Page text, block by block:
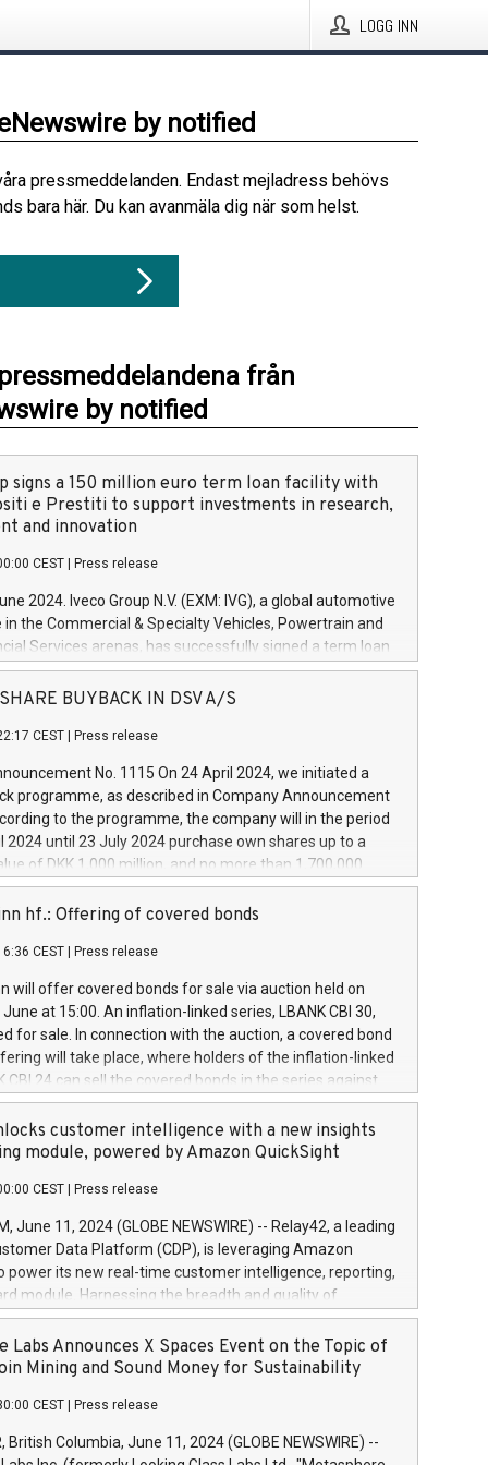
LOGG INN
by notified
pressmeddelanden. Endast mejladress behövs
bara här. Du kan avanmäla dig när som helst.
från
by notified
signs a 150 million euro term loan facility with
e Prestiti to support investments in research,
and innovation
CEST Press release
2024. Iveco Group N.V. (EXM: IVG), a global automotive
in the Commercial & Specialty Vehicles, Powertrain and
Services arenas, has successfully signed a term loan
million euros with Cassa Depositi e Prestiti (CDP), for the
projects in Italy dedicated to research, development
develop innovative technologies and architectures in
digitalisation and vehicle connectivity aimed at
safety, driving comfort and productivity. The
which will have a 5-year amortising profile, will
Group in Italy by the end of 2025. Iveco Group N.V.
the home of unique people and brands that power your
a
SHARE BUYBACK IN DSV A/S
CEST Press release
No. 1115 On 24 April 2024, we initiated a
programme, as described in Company Announcement
to the programme, the company will in the period
2024 until 23 July 2024 purchase own shares up to a
of DKK 1,000 million, and no more than 1,700,000
to 0.79% of the share capital at
of the programme. The programme has been
and Council of 16 April 2014 (“MAR”) (save for
buyback programmes set out in MAR article 5) and
Delegated Regulation (EU) 2016/1052, also referred
Harbour rules. Trading dayNumber of shares bought
transaction priceAmount DKKAccumulated trading for
June
June
June
hf.: Offering of covered bonds
CEST Press release
will offer covered bonds for sale via auction held on
at 15:00. An inflation-linked series, LBANK CBI 30,
for sale. In connection with the auction, a covered bond
will take place, where holders of the inflation-linked
CBI 24 can sell the covered bonds in the series against
bought in the above-mentioned auction. The clean
is predefined at 99,594. Expected settlement date is
Covered bonds issued by Landsbankinn are rated A+
the auction. For further information, please call
or email verdbrefamidlun@landsbankinn.is.
customer intelligence with a new insights
module, powered by Amazon QuickSight
CEST Press release
June 11, 2024 (GLOBE NEWSWIRE) -- Relay42, a leading
Data Platform (CDP), is leveraging Amazon
power its new real-time customer intelligence, reporting,
module. Harnessing the breadth and quality of
the new Insights module empowers marketing teams
customer behaviors and gain invaluable insights into
of their marketing programs across all online, offline,
beta version Key capabilities of the Relay42 Insights
Deep insights into customer behaviors: With the
module, marketers can ask unlimited questions about
Labs Announces X Spaces Event on the Topic of
Mining and Sound Money for Sustainability
CEST Press release
British Columbia, June 11, 2024 (GLOBE NEWSWIRE) --